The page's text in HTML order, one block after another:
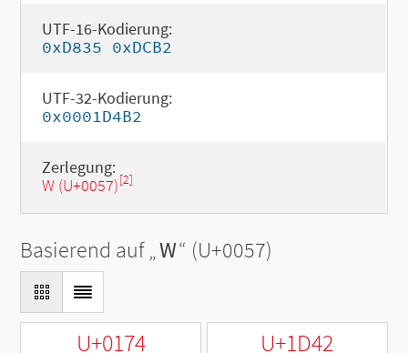
UTF-16-Kodierung:
0xD835 0xDCB2
UTF-32-Kodierung:
0x0001D4B2
Zerlegung:
W (U+0057)[2]
Basierend auf „W“ (U+0057)
U+0174 U+1D42